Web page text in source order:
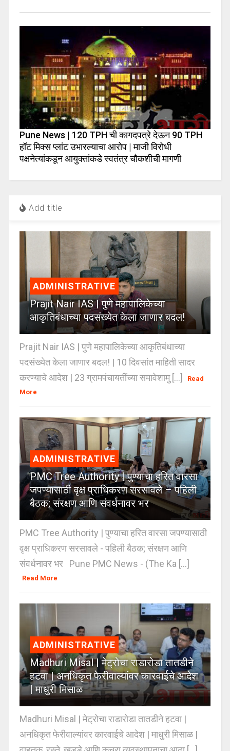
Pune News | 120 TPH ची कागदपत्रे देऊन 90 TPH
हॉट मिक्स प्लांट उभारल्याचा आरोप | माजी विरोधी
पक्षनेत्यांकडून आयुक्तांकडे स्वतंत्र चौकशीची मागणी
Add title
ADMINISTRATIVE
Prajit Nair IAS | पुणे महापालिकेच्या
आकृतिबंधाच्या पदसंख्येत केला जाणार बदल!
Prajit Nair IAS | पुणे महापालिकेच्या आकृतिबंधाच्या
पदसंख्येत केला जाणार बदल! | 10 दिवसांत माहिती सादर
करण्याचे आदेश | 23 ग्रामपंचायतींच्या समावेशामु [...]
Read
More
ADMINISTRATIVE
PMC Tree Authority | पुण्याचा हरित वारसा
जपण्यासाठी वृक्ष प्राधिकरण सरसावले – पहिली
बैठक; संरक्षण आणि संवर्धनावर भर
PMC Tree Authority | पुण्याचा हरित वारसा जपण्यासाठी
वृक्ष प्राधिकरण सरसावले - पहिली बैठक; संरक्षण आणि
संवर्धनावर भर Pune PMC News - (The Ka [...]
Read More
ADMINISTRATIVE
Madhuri Misal | मेट्रोचा राडारोडा तातडीने
हटवा | अनधिकृत फेरीवाल्यांवर कारवाईचे आदेश
| माधुरी मिसाळ
Madhuri Misal | मेट्रोचा राडारोडा तातडीने हटवा |
अनधिकृत फेरीवाल्यांवर कारवाईचे आदेश | माधुरी मिसाळ |